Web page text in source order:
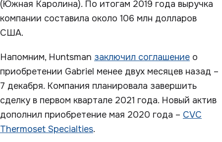
(Южная Каролина). По итогам 2019 года выручка
компании составила около 106 млн долларов
США.
Напомним, Huntsman заключил соглашение о
приобретении Gabriel менее двух месяцев назад –
7 декабря. Компания планировала завершить
сделку в первом квартале 2021 года. Новый актив
дополнил приобретение мая 2020 года – CVC
Thermoset Specialties.